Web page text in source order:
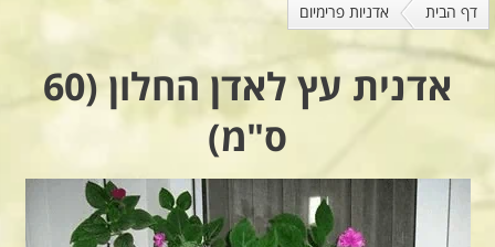
דף הבית אדניות פרימיום
אדנית עץ לאדן החלון (60
ס"מ)